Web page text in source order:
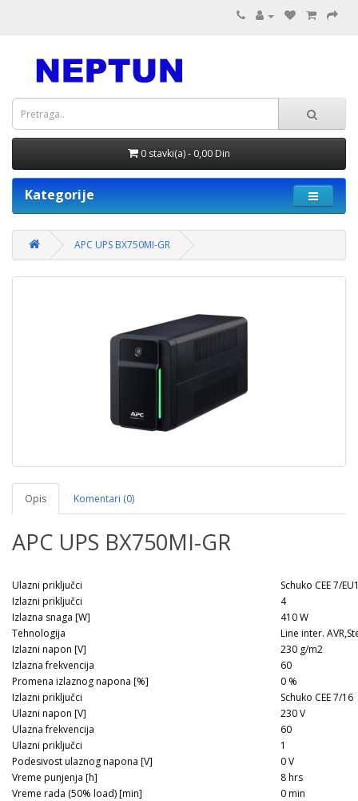
0 stavki(a) - 0,00 Din
Kategorije
APC UPS BX750MI-GR
Opis Komentari (0)
APC UPS BX750MI-GR
Ulazni priključci
Schuko CEE 7/
Izlazni priključci
4
Izlazna snaga [W]
410 W
Tehnologija
Line inter.
Izlazni napon [V]
230 g/m2
Izlazna frekvencija
60
Promena izlaznog napona [%]
0 %
Izlazni priključci
Schuko CEE 7/16
Ulazni napon [V]
230 V
Ulazna frekvencija
60
Ulazni priključci
1
Podesivost ulaznog napona [V]
0 V
Vreme punjenja [h]
8 hrs
Vreme rada (50% load) [min]
0 min